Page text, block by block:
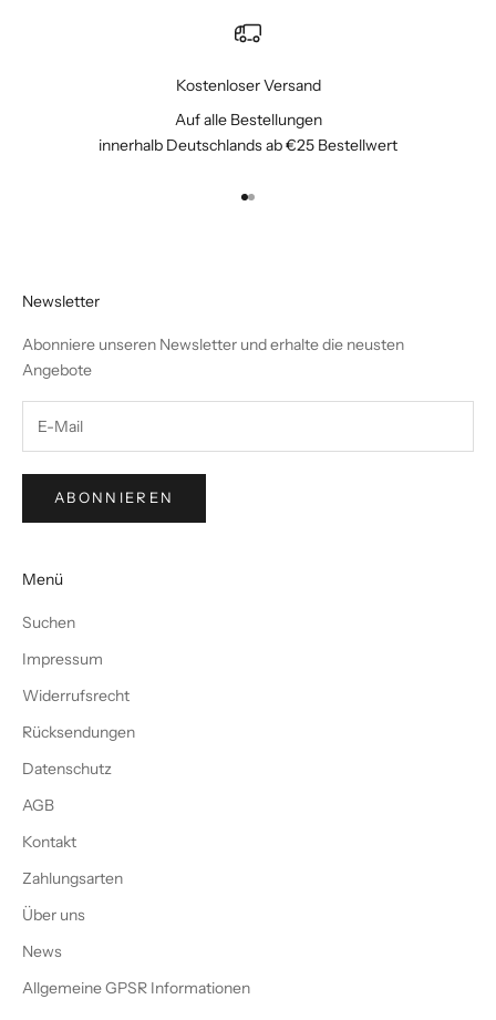
Kostenloser Versand
Auf alle Bestellungen
innerhalb Deutschlands ab €25 Bestellwert
Gehe zu Element 1
Gehe zu Element 2
Newsletter
Abonniere unseren Newsletter und erhalte die neusten
Angebote
ABONNIEREN
Menü
Suchen
Impressum
Widerrufsrecht
Rücksendungen
Datenschutz
AGB
Kontakt
Zahlungsarten
Über uns
News
Allgemeine GPSR Informationen